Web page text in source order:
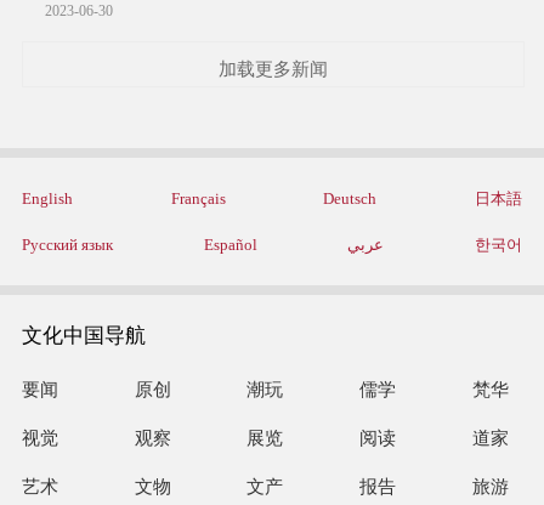
2023-06-30
加载更多新闻
English Français Deutsch 日本語
Русский язык Español عربي 한국어
文化中国导航
要闻 原创 潮玩 儒学 梵华
视觉 观察 展览 阅读 道家
艺术 文物 文产 报告 旅游